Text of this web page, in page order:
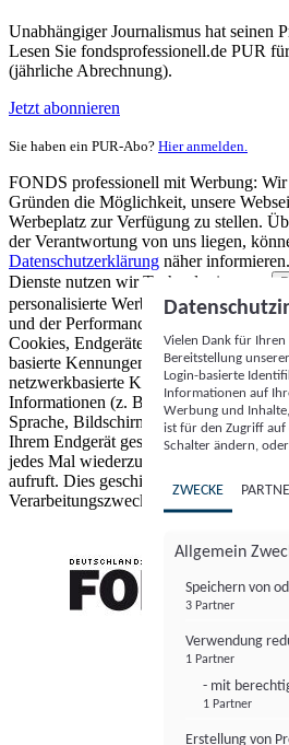
Unabhängiger Journalismus hat seinen
Lesen Sie fondsprofessionell.de PUR
(jährliche Abrechnung).
Jetzt abonnieren
Sie haben ein PUR-Abo? Hier anmelden.
FONDS professionell mit Werbung:
Gründen die Möglichkeit, unsere
Werbeplatz zur Verfügung zu stellen.
der Verantwortung von uns liegen,
Datenschutzerklärung näher informieren.
Dienste nutzen wir Technologien von
personalisierte Werbung und Inhalte,
und der Performance von Inhalten
Cookies, Endgeräte- oder ähnliche
basierte Kennungen, zufällig generierte
netzwerkbasierte Kennungen) können
Informationen (z. B. Browsertyp und
Sprache, Bildschirmgröße, unterstützte
Ihrem Endgerät gespeichert oder von
jedes Mal wiederzuerkennen, wenn es
aufruft. Dies geschieht für einen oder
Verarbeitungszwecke.
Vielen Dank für
Bereitstellung
Login-basierte
Informationen auf
Werbung und
ist für den Zugriff auf
Schalter ändern,
ZWECKE
Allgemein
Speichern von
3 Partner
Verwendung
1 Partner
- mit
1 Partner
Erstellung von
FONDS professionell